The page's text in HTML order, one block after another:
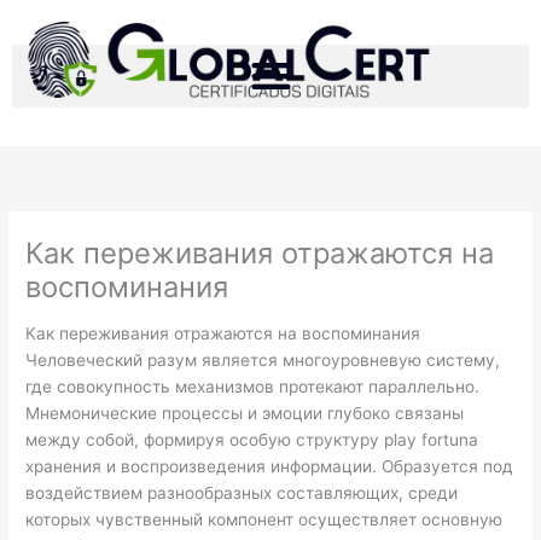
para
conteúdo
Как переживания отражаются на
воспоминания
Как переживания отражаются на воспоминания
Человеческий разум является многоуровневую систему,
где совокупность механизмов протекают параллельно.
Мнемонические процессы и эмоции глубоко связаны
между собой, формируя особую структуру play fortuna
хранения и воспроизведения информации. Образуется под
воздействием разнообразных составляющих, среди
которых чувственный компонент осуществляет основную